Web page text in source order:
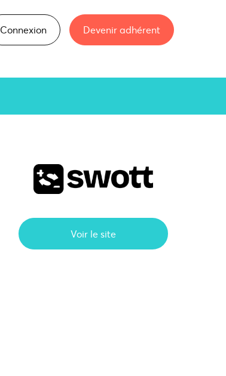
Connexion Devenir adhérent
Voir le site